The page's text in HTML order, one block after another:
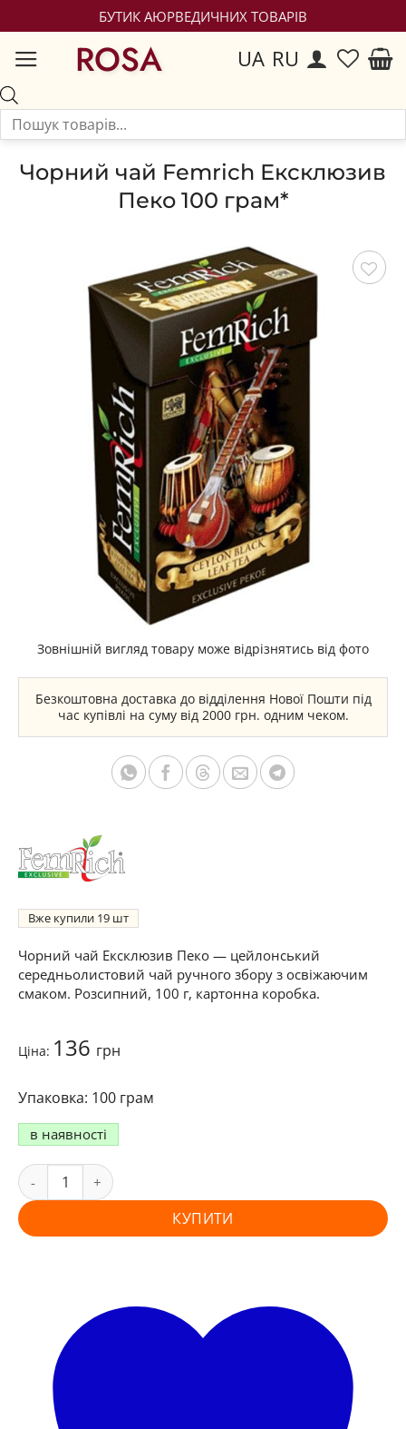
БУТИК АЮРВЕДИЧНИХ ТОВАРІВ
ROSA UA RU
Чорний чай Femrich Ексклюзив
Пеко 100 грам*
Зовнішній вигляд товару може відрізнятись від фото
Безкоштовна доставка до відділення Нової Пошти під
час купівлі на суму від 2000 грн. одним чеком.
Вже купили 19
Чорний чай Ексклюзив Пеко — цейлонський
середньолистовий чай ручного збору з освіжаючим
смаком. Розсипний, 100 г, картонна коробка.
Ціна: 136 грн
100 грам
в наявності
КУПИТИ